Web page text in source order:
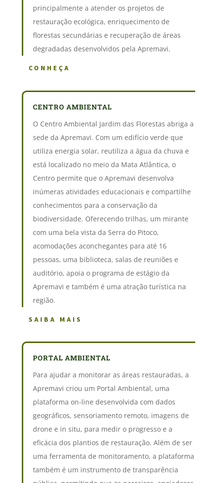
principalmente a atender os projetos de
restauração ecológica, enriquecimento de
florestas secundárias e recuperação de áreas
degradadas desenvolvidos pela Apremavi.
CONHEÇA
CENTRO AMBIENTAL
O Centro Ambiental Jardim das Florestas abriga a
sede da Apremavi. Com um edifício verde que
utiliza energia solar, reutiliza a água da chuva e
está localizado no meio da Mata Atlântica, o
Centro permite que o Apremavi desenvolva
inúmeras atividades educacionais e compartilhe
conhecimentos para a conservação da
biodiversidade. Oferecendo trilhas, um mirante
com uma bela vista da Serra do Pitoco,
acomodações aconchegantes para até 16
pessoas, uma biblioteca, salas de reuniões e
auditório, apoia o programa de estágio da
Apremavi e também é uma atração turística na
região.
SAIBA MAIS
PORTAL AMBIENTAL
Para ajudar a monitorar as áreas restauradas, a
Apremavi criou um Portal Ambiental, uma
plataforma on-line desenvolvida com dados
geográficos, sensoriamento remoto, imagens de
drone e in situ, para medir o progresso e a
eficácia dos plantios de restauração. Além de ser
uma ferramenta de monitoramento, a plataforma
também é um instrumento de transparência